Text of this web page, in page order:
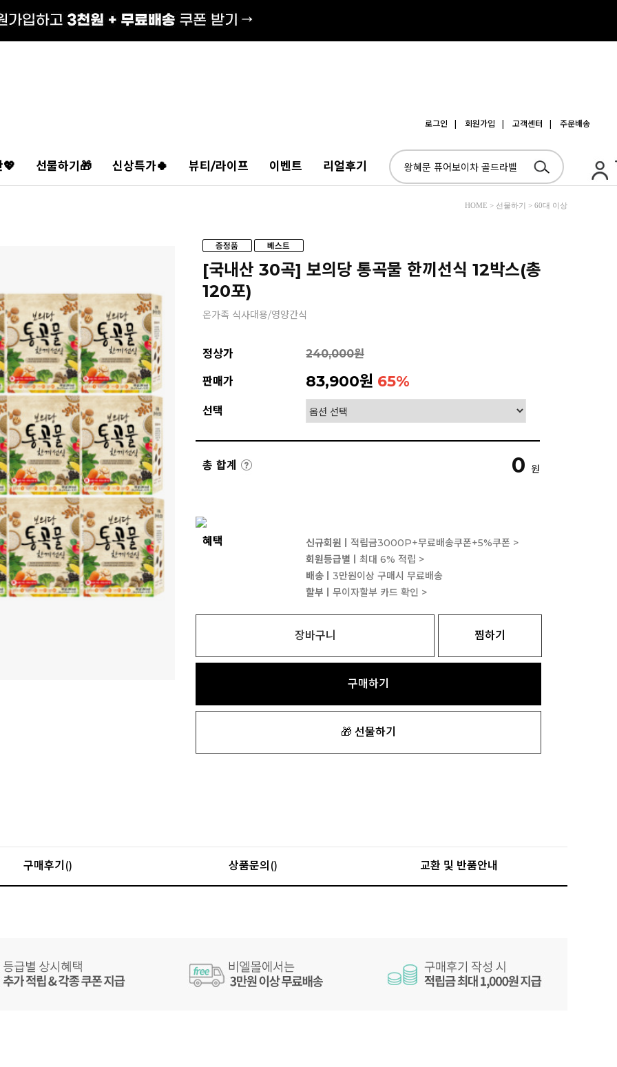
로그인 | 회원가입 | 고객센터 | 주문배송
💖 선물하기🎁 신상특가🍀 뷰티/라이프 이벤트 리얼후기
HOME > 선물하기 > 60대 이상
[국내산 30곡] 보의당 통곡물 한끼선식 12박스(총
120포)
온가족 식사대용/영양간식
정상가 240,000원
판매가 83,900원 65%
선택
총 합계 0 원
혜택 신규회원ㅣ 적립금3000P+무료배송쿠폰+5%쿠폰 >
회원등급별ㅣ 최대 6% 적립 >
배송ㅣ 3만원이상 구매시 무료배송
할부ㅣ 무이자할부 카드 확인 >
장바구니 찜하기
구매하기
🎁 선물하기
구매후기() 상품문의() 교환 및 반품안내